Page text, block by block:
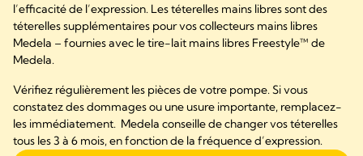
l’efficacité de l’expression. Les téterelles mains libres sont des
téterelles supplémentaires pour vos collecteurs mains libres
Medela – fournies avec le tire-lait mains libres Freestyle™ de
Medela.
Vérifiez régulièrement les pièces de votre pompe. Si vous
constatez des dommages ou une usure importante, remplacez-
les immédiatement. Medela conseille de changer vos téterelles
tous les 3 à 6 mois, en fonction de la fréquence d’expression.